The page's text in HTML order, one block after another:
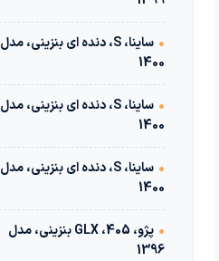
•
ساینا، S، دنده ای بنزینی، مدل
1400
•
ساینا، S، دنده ای بنزینی، مدل
1400
•
ساینا، S، دنده ای بنزینی، مدل
1400
•
پژو، 405، GLX بنزینی، مدل
1396